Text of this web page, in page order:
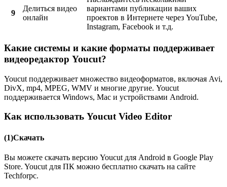
9
Делиться видео
онлайн
вариантами публикации ваших
проектов в Интернете через YouTube,
Instagram, Facebook и т.д.
Какие системы и какие форматы поддерживает
видеоредактор Youcut?
Youcut поддерживает множество видеоформатов, включая Avi,
DivX, mp4, MPEG, WMV и многие другие. Youcut
поддерживается Windows, Mac и устройствами Android.
Как использовать Youcut Video Editor
(1)Скачать
Вы можете скачать версию Youcut для Android в Google Play
Store. Youcut для ПК можно бесплатно скачать на сайте
Techforpc.